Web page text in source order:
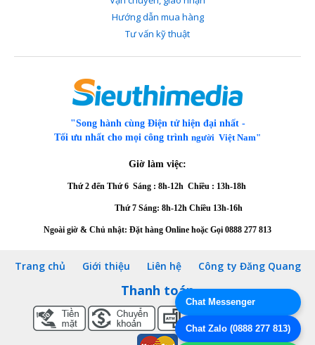
Hướng dẫn mua hàng
Tư vấn kỹ thuật
"Song hành cùng Điện tử hiện đại nhất -
Tối ưu nhất cho mọi công trình người Việt Nam"
Giờ làm việc:
Thứ 2 đến Thứ 6 Sáng : 8h-12h Chiều : 13h-18h
Thứ 7 Sáng: 8h-12h Chiều 13h-16h
Ngoài giờ & Chủ nhật: Đặt hàng Online hoặc Gọi 0888 277 813
Trang chủ Giới thiệu Liên hệ Công ty Đăng Quang
Thanh toán
Chat Messenger
Chat Zalo (0888 277 813)